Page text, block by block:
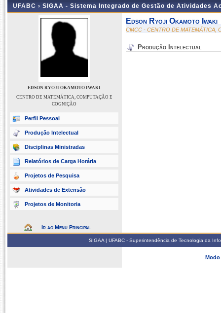
UFABC › SIGAA - Sistema Integrado de Gestão de Atividades
EDSON RYOJI OKAMOTO IWAKI
CENTRO DE MATEMÁTICA, COMPUTAÇÃO E
COGNIÇÃO
Perfil Pessoal
Produção Intelectual
Disciplinas Ministradas
Relatórios de Carga Horária
Projetos de Pesquisa
Atividades de Extensão
Projetos de Monitoria
Ir ao Menu Principal
Edson Ryoji Okamoto Iwaki
CMCC - CENTRO DE MATEMÁTICA,
Produção Intelectual
SIGAA | UFABC - Superintendência de Tecnologia da
Modo